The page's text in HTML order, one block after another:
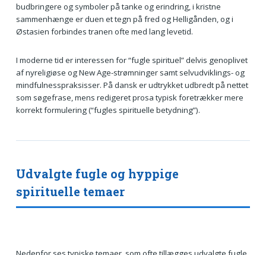
budbringere og symboler på tanke og erindring, i kristne
sammenhænge er duen et tegn på fred og Helligånden, og i
Østasien forbindes tranen ofte med lang levetid.
I moderne tid er interessen for “fugle spirituel” delvis genoplivet
af nyreligiøse og New Age-strømninger samt selvudviklings- og
mindfulnesspraksisser. På dansk er udtrykket udbredt på nettet
som søgefrase, mens redigeret prosa typisk foretrækker mere
korrekt formulering (“fugles spirituelle betydning”).
Udvalgte fugle og hyppige
spirituelle temaer